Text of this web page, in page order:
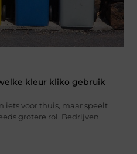
kleur kliko gebruik
iets voor thuis, maar speelt
grotere rol. Bedrijven